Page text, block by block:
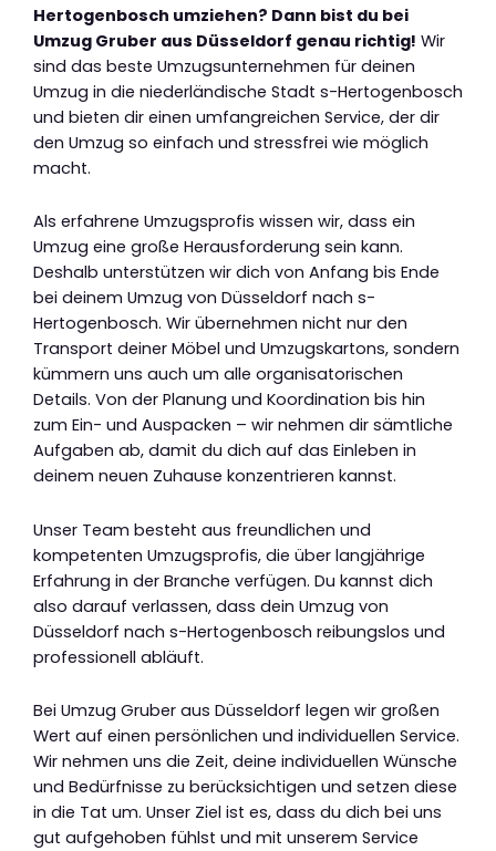
Hertogenbosch umziehen? Dann bist du bei
Umzug Gruber aus Düsseldorf genau richtig! Wir
sind das beste Umzugsunternehmen für deinen
Umzug in die niederländische Stadt s-Hertogenbosch
und bieten dir einen umfangreichen Service, der dir
den Umzug so einfach und stressfrei wie möglich
macht.
Als erfahrene Umzugsprofis wissen wir, dass ein
Umzug eine große Herausforderung sein kann.
Deshalb unterstützen wir dich von Anfang bis Ende
bei deinem Umzug von Düsseldorf nach s-
Hertogenbosch. Wir übernehmen nicht nur den
Transport deiner Möbel und Umzugskartons, sondern
kümmern uns auch um alle organisatorischen
Details. Von der Planung und Koordination bis hin
zum Ein- und Auspacken – wir nehmen dir sämtliche
Aufgaben ab, damit du dich auf das Einleben in
deinem neuen Zuhause konzentrieren kannst.
Unser Team besteht aus freundlichen und
kompetenten Umzugsprofis, die über langjährige
Erfahrung in der Branche verfügen. Du kannst dich
also darauf verlassen, dass dein Umzug von
Düsseldorf nach s-Hertogenbosch reibungslos und
professionell abläuft.
Bei Umzug Gruber aus Düsseldorf legen wir großen
Wert auf einen persönlichen und individuellen Service.
Wir nehmen uns die Zeit, deine individuellen Wünsche
und Bedürfnisse zu berücksichtigen und setzen diese
in die Tat um. Unser Ziel ist es, dass du dich bei uns
gut aufgehoben fühlst und mit unserem Service